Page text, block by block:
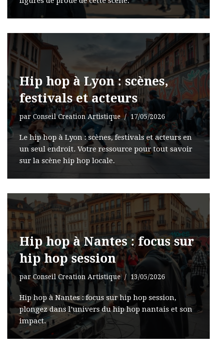
Hip hop à Lyon : scènes,
festivals et acteurs
par Conseil Creation Artistique 17/05/2026
Le hip hop à Lyon : scènes, festivals et acteurs en
un seul endroit. Votre ressource pour tout savoir
sur la scène hip hop locale.
Hip hop à Nantes : focus sur
hip hop session
parConseil Creation Artistique 13/05/2026
Hip hop à Nantes : focus sur hip hop session,
plongez dans l’univers du hip hop nantais et son
impact.